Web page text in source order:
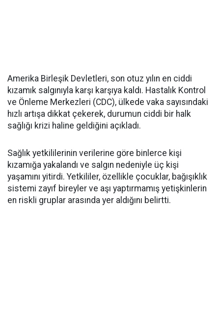
Amerika Birleşik Devletleri, son otuz yılın en ciddi
kızamık salgınıyla karşı karşıya kaldı. Hastalık Kontrol
ve Önleme Merkezleri (CDC), ülkede vaka sayısındaki
hızlı artışa dikkat çekerek, durumun ciddi bir halk
sağlığı krizi haline geldiğini açıkladı.
Sağlık yetkililerinin verilerine göre binlerce kişi
kızamığa yakalandı ve salgın nedeniyle üç kişi
yaşamını yitirdi. Yetkililer, özellikle çocuklar, bağışıklık
sistemi zayıf bireyler ve aşı yaptırmamış yetişkinlerin
en riskli gruplar arasında yer aldığını belirtti.